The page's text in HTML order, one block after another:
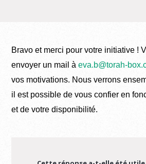
Bravo et merci pour votre initiative !
envoyer un mail àeva.b@torah-
vos motivations. Nous verrons
il est possible de vous confier en
et de votre disponibilité.